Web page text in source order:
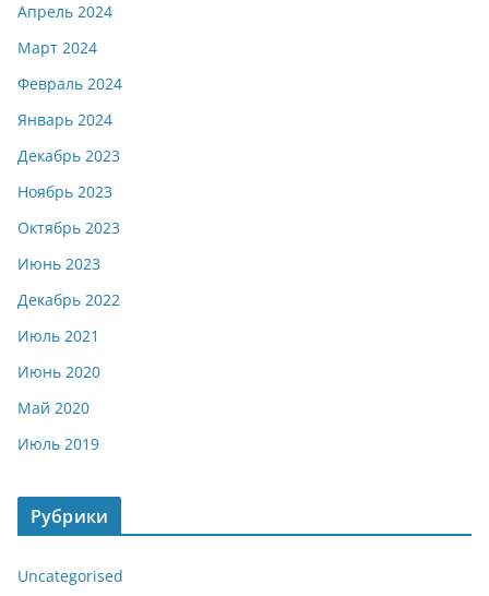
Апрель 2024
Март 2024
Февраль 2024
Январь 2024
Декабрь 2023
Ноябрь 2023
Октябрь 2023
Июнь 2023
Декабрь 2022
Июль 2021
Июнь 2020
Май 2020
Июль 2019
Рубрики
Uncategorised